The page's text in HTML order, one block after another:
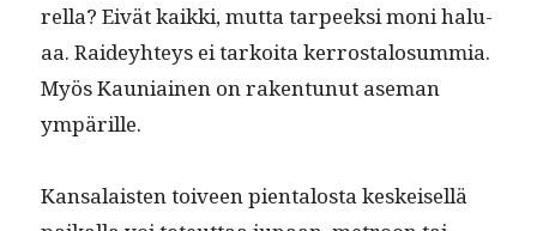
rel­la? Eivät kaik­ki, mut­ta tarpeek­si moni halu­
aa. Raidey­hteys ei tarkoi­ta ker­rostalo­sum­mia.
Myös Kau­ni­ainen on rak­en­tunut ase­man
ympärille.
Kansalais­ten toiveen pien­talosta keskeisel­lä